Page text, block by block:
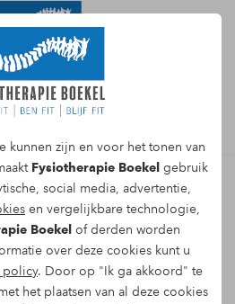
kunnen zijn en voor het tonen van
Fysiotherapie Boekel gebruik
social media, advertentie,
en vergelijkbare technologie,
Boekel of derden worden
over deze cookies kunt u
policy. Door op "Ik ga akkoord" te
het plaatsen van al deze cookies
maken
-
en